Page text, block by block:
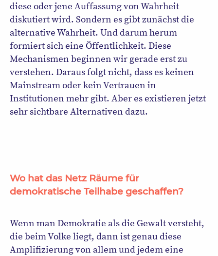
diese oder jene Auffassung von Wahrheit
diskutiert wird. Sondern es gibt zunächst die
alternative Wahrheit. Und darum herum
formiert sich eine Öffentlichkeit. Diese
Mechanismen beginnen wir gerade erst zu
verstehen. Daraus folgt nicht, dass es keinen
Mainstream oder kein Vertrauen in
Institutionen mehr gibt. Aber es existieren jetzt
sehr sichtbare Alternativen dazu.
Wo hat das Netz Räume für
demokratische Teilhabe geschaffen?
Wenn man Demokratie als die Gewalt versteht,
die beim Volke liegt, dann ist genau diese
Amplifizierung von allem und jedem eine